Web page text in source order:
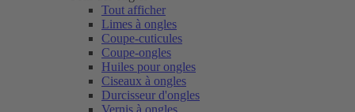
Tout afficher
Limes à ongles
Coupe-cuticules
Coupe-ongles
Huiles pour ongles
Ciseaux à ongles
Durcisseur d'ongles
Vernis à ongles